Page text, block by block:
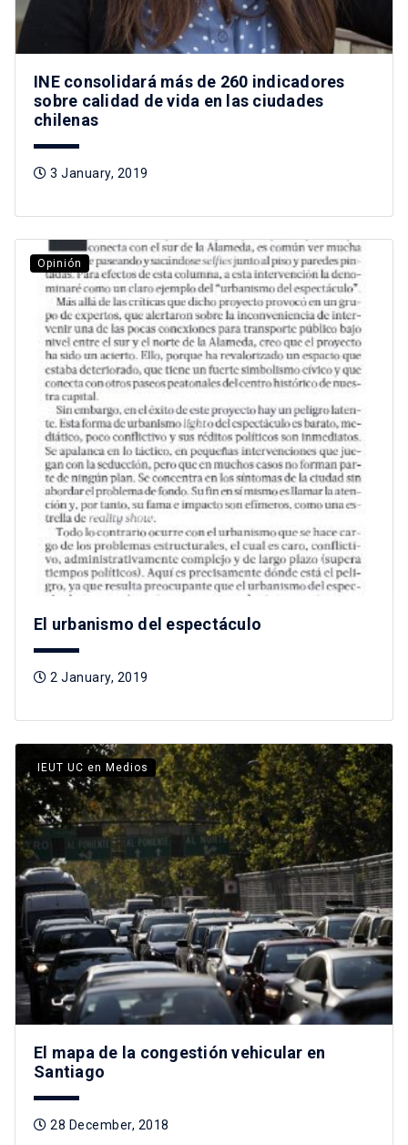
INE consolidará más de 260 indicadores
sobre calidad de vida en las ciudades
chilenas
3 January, 2019
Opinión
El urbanismo del espectáculo
2 January, 2019
IEUT UC en Medios
El mapa de la congestión vehicular en
Santiago
28 December, 2018